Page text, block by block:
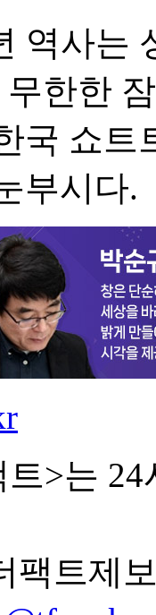
역사는
한한
국 쇼트
부시다.
>는
팩트제